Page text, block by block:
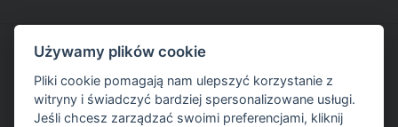
Bezpłatna wersja próbna
Używamy plików cookie
Pliki cookie pomagają nam ulepszyć korzystanie z
witryny i świadczyć bardziej spersonalizowane usługi.
Jeśli chcesz zarządzać swoimi preferencjami, kliknij